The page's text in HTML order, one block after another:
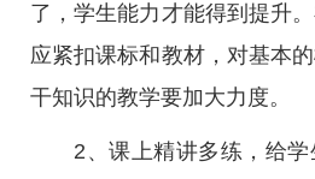
了，学生能力才能得到提升
应紧扣课标和教材，对基本
干知识的教学要加大力度。
2、课上精讲多练，给